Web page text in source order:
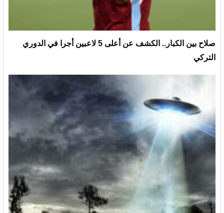
صلاح بين الكبار.. الكشف عن أعلى 5 لاعبين أجرا في الدوري
التركي